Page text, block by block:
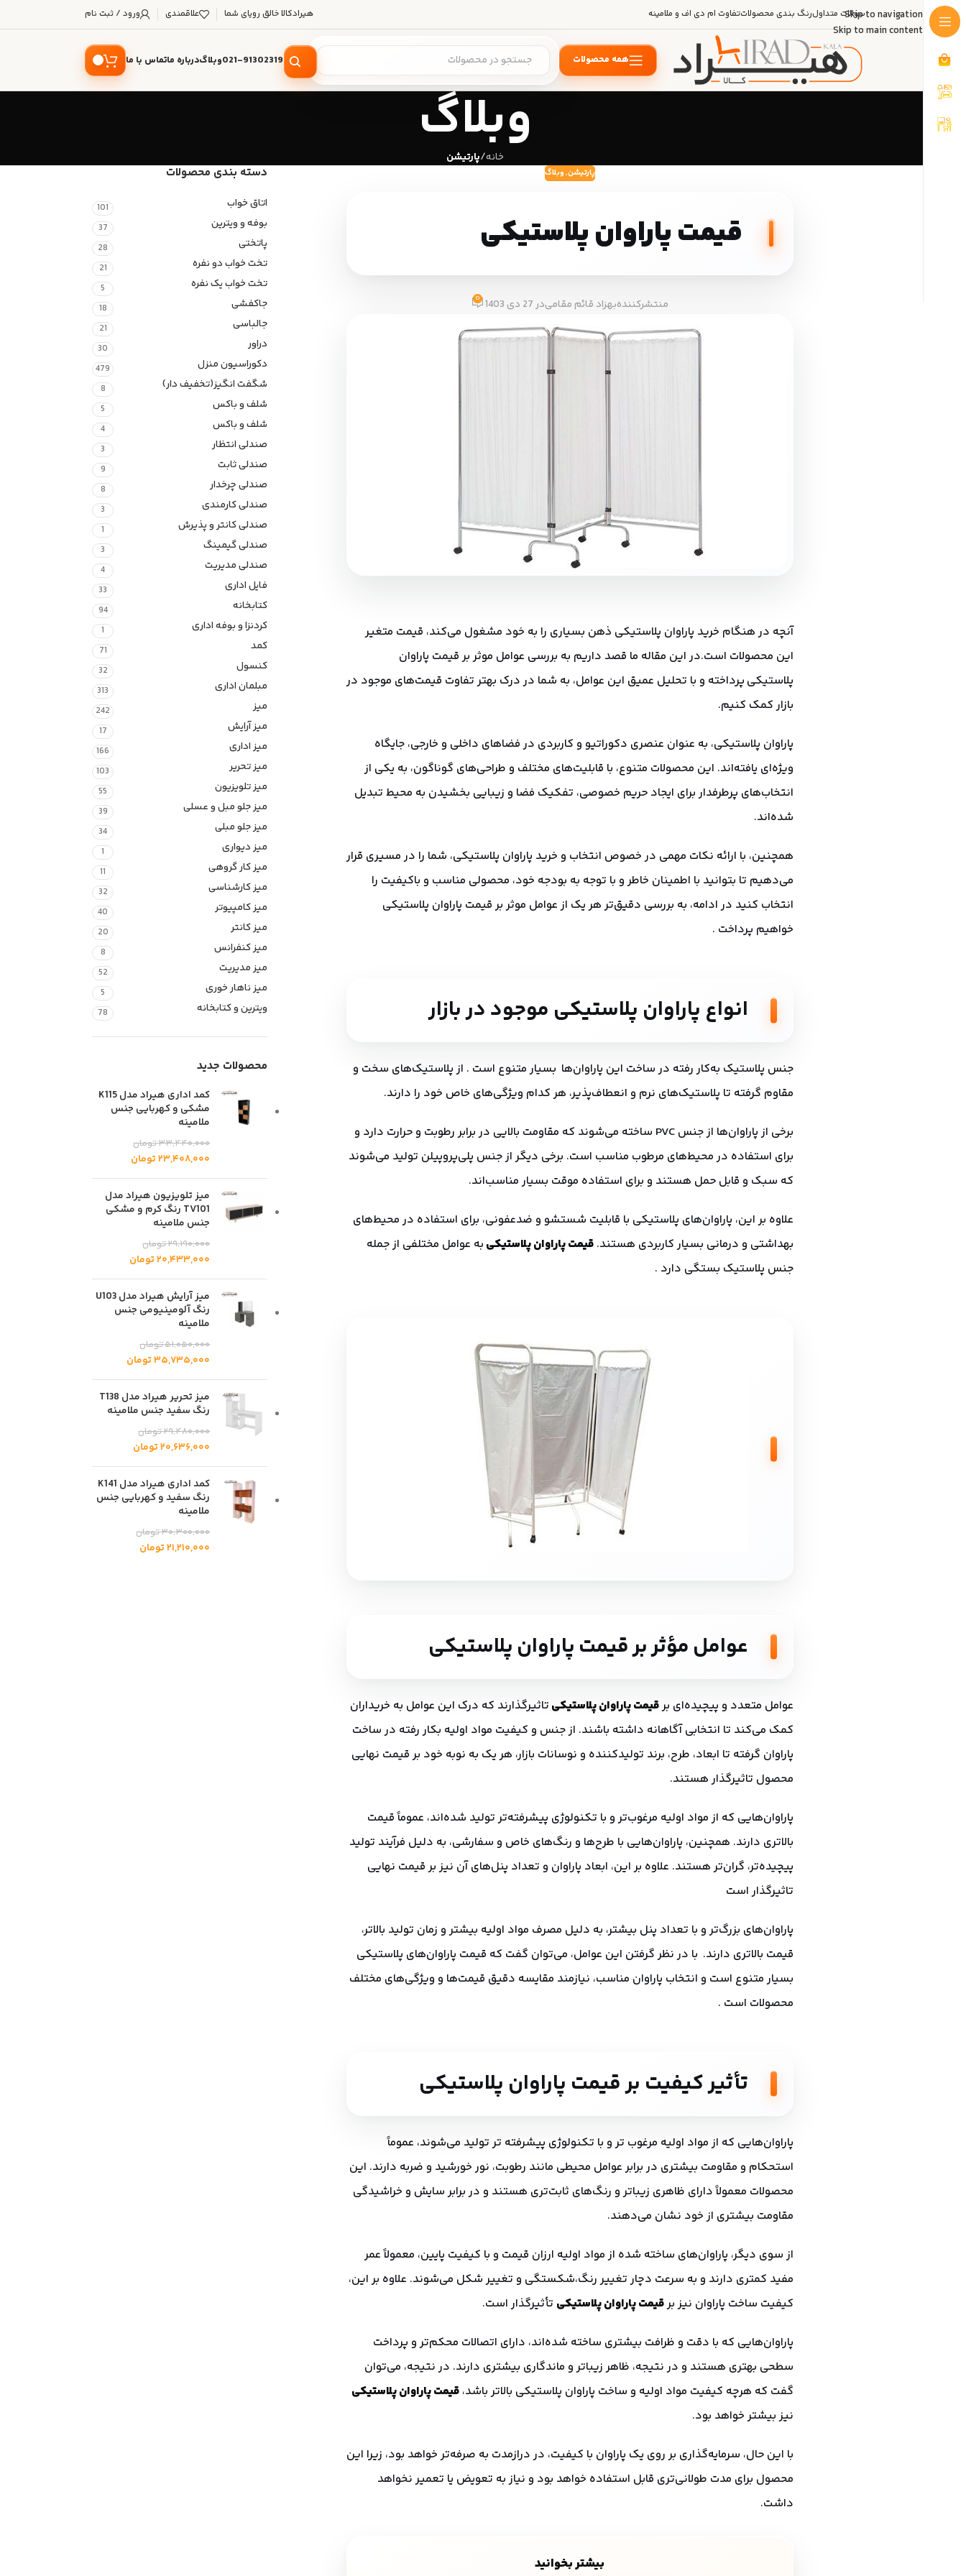
Skip to navigation
Skip to main content
سوالات متداولرنگ بندی محصولاتتفاوت ام دی اف و ملامینه هیرادکالا خالق رویای شما علاقمندی ورود / ثبت نام
همه محصولات 021-91302319وبلاگدرباره ماتماس با ما
وبلاگ
خانه/پارتیشن
پارتیشن,وبلاگ
قیمت پاراوان پلاستیکی
منتشرکنندهبهزاد قائم مقامیدر 27 دی 1403 0
آنچه در هنگام خرید پاراوان پلاستیکی ذهن بسیاری را به خود مشغول می‌کند، قیمت متغیر
این محصولات است.در این مقاله ما قصد داریم به بررسی عوامل موثر بر قیمت پاراوان
پلاستیکی پرداخته و با تحلیل عمیق این عوامل، به شما در درک بهتر تفاوت قیمت‌های موجود در
بازار کمک کنیم.
پاراوان پلاستیکی، به عنوان عنصری دکوراتیو و کاربردی در فضاهای داخلی و خارجی، جایگاه
ویژه‌ای یافته‌اند. این محصولات متنوع، با قابلیت‌های مختلف و طراحی‌های گوناگون، به یکی از
انتخاب‌های پرطرفدار برای ایجاد حریم خصوصی، تفکیک فضا و زیبایی بخشیدن به محیط تبدیل
شده‌اند.
همچنین، با ارائه نکات مهمی در خصوص انتخاب و خرید پاراوان پلاستیکی، شما را در مسیری قرار
می‌دهیم تا بتوانید با اطمینان خاطر و با توجه به بودجه خود، محصولی مناسب و باکیفیت را
انتخاب کنید در ادامه، به بررسی دقیق‌تر هر یک از عوامل موثر بر قیمت پاراوان پلاستیکی
خواهیم پرداخت .
انواع پاراوان پلاستیکی موجود در بازار
جنس پلاستیک به‌کار رفته در ساخت این پاراوان‌ها بسیار متنوع است . از پلاستیک‌های سخت و
مقاوم گرفته تا پلاستیک‌های نرم و انعطاف‌پذیر، هر کدام ویژگی‌های خاص خود را دارند.
برخی از پاراوان‌ها از جنس PVC ساخته می‌شوند که مقاومت بالایی در برابر رطوبت و حرارت دارد و
برای استفاده در محیط‌های مرطوب مناسب است. برخی دیگر از جنس پلی‌پروپیلن تولید می‌شوند
که سبک و قابل حمل هستند و برای استفاده موقت بسیار مناسب‌اند.
علاوه بر این، پاراوان‌های پلاستیکی با قابلیت شستشو و ضدعفونی، برای استفاده در محیط‌های
بهداشتی و درمانی بسیار کاربردی هستند. قیمت پاراوان پلاستیکی به عوامل مختلفی از جمله
جنس پلاستیک بستگی دارد .
عوامل مؤثربرقیمت پاراوان پلاستیکی
عوامل متعدد و پیچیده‌ای برقیمت پاراوان پلاستیکی تاثیرگذارند که درک این عوامل به خریداران
کمک می‌کند تا انتخابی آگاهانه داشته باشند. از جنس و کیفیت مواد اولیه بکار رفته در ساخت
پاراوان گرفته تا ابعاد، طرح، برند تولیدکننده و نوسانات بازار، هر یک به نوبه خود بر قیمت نهایی
محصول تاثیرگذار هستند.
پاراوان‌هایی که از مواد اولیه مرغوب‌تر و با تکنولوژی پیشرفته‌تر تولید شده‌اند، عموماً قیمت
بالاتری دارند. همچنین، پاراوان‌هایی با طرح‌ها و رنگ‌های خاص و سفارشی، به دلیل فرآیند تولید
پیچیده‌تر، گران‌تر هستند. علاوه بر این، ابعاد پاراوان و تعداد پنل‌های آن نیز بر قیمت نهایی
تاثیرگذار است
پاراوان‌های بزرگ‌تر و با تعداد پنل بیشتر، به دلیل مصرف مواد اولیه بیشتر و زمان تولید بالاتر،
قیمت بالاتری دارند. با در نظر گرفتن این عوامل، می‌توان گفت که قیمت پاراوان‌های پلاستیکی
بسیار متنوع است و انتخاب پاراوان مناسب، نیازمند مقایسه دقیق قیمت‌ها و ویژگی‌های مختلف
محصولات است .
تأثیر کیفیت بر قیمت پاراوان پلاستیکی
پاراوان‌هایی که از مواد اولیه مرغوب تر و با تکنولوژی پیشرفته تر تولید می‌شوند، عموماً
استحکام و مقاومت بیشتری در برابر عوامل محیطی مانند رطوبت، نور خورشید و ضربه دارند. این
محصولات معمولاً دارای ظاهری زیباتر و رنگ‌های ثابت‌تری هستند و در برابر سایش و خراشیدگی
مقاومت بیشتری از خود نشان می‌دهند.
از سوی دیگر، پاراوان‌های ساخته شده از مواد اولیه ارزان قیمت و با کیفیت پایین، معمولاً عمر
مفید کمتری دارند و به سرعت دچار تغییر رنگ،شکستگی و تغییر شکل می‌شوند. علاوه بر این،
کیفیت ساخت پاراوان نیز برقیمت پاراوان پلاستیکی تأثیرگذار است.
پاراوان‌هایی که با دقت و ظرافت بیشتری ساخته شده‌اند، دارای اتصالات محکم‌تر و پرداخت
سطحی بهتری هستند و در نتیجه، ظاهر زیباتر و ماندگاری بیشتری دارند. در نتیجه، می‌توان
گفت که هرچه کیفیت مواد اولیه و ساخت پاراوان پلاستیکی بالاتر باشد، قیمت پاراوان پلاستیکی
نیز بیشتر خواهد بود.
با این حال، سرمایه‌گذاری بر روی یک پاراوان با کیفیت، در درازمدت به صرفه‌تر خواهد بود، زیرا این
محصول برای مدت طولانی‌تری قابل استفاده خواهد بود و نیاز به تعویض یا تعمیر نخواهد
داشت.
بیشتر بخوانید
دسته‌ بندی محصولات
اتاق خواب 101
بوفه و ویترین 37
پاتختی 28
تخت خواب دو نفره 21
تخت خواب یک نفره 5
جاکفشی 18
جالباسی 21
دراور 30
دکوراسیون منزل 479
شگفت انگیز(تخفیف دار) 8
شلف و باکس 5
شلف و باکس 4
صندلی انتظار 3
صندلی ثابت 9
صندلی چرخدار 8
صندلی کارمندی 3
صندلی کانتر و پذیرش 1
صندلی گیمینگ 3
صندلی مدیریت 4
فایل اداری 33
کتابخانه 94
کردنزا و بوفه اداری 1
کمد 71
کنسول 32
مبلمان اداری 313
میز 242
میز آرایش 17
میز اداری 166
میز تحریر 103
میز تلویزیون 55
میز جلو مبل و عسلی 39
میز جلو مبلی 34
میز دیواری 1
میز کار گروهی 11
میز کارشناسی 32
میز کامپیوتر 40
میز کانتر 20
میز کنفرانس 8
میز مدیریت 52
میز ناهار خوری 5
ویترین و کتابخانه 78
محصولات جدید
کمد اداری هیراد مدل K115
مشکی و کهربایی جنس
ملامینه
۳۳,۴۴۰,۰۰۰تومان
۲۳,۴۰۸,۰۰۰تومان
میز تلویزیون هیراد مدل
TV101 رنگ کرم و مشکی
جنس ملامینه
۲۹,۱۹۰,۰۰۰تومان
۲۰,۴۳۳,۰۰۰تومان
میز آرایش هیراد مدل U103
رنگ آلومینیومی جنس
ملامینه
۵۱,۰۵۰,۰۰۰تومان
۳۵,۷۳۵,۰۰۰تومان
میز تحریر هیراد مدل T138
رنگ سفید جنس ملامینه
۲۹,۴۸۰,۰۰۰تومان
۲۰,۶۳۶,۰۰۰تومان
کمد اداری هیراد مدل K141
رنگ سفید و کهربایی جنس
ملامینه
۳۰,۳۰۰,۰۰۰تومان
۲۱,۲۱۰,۰۰۰تومان